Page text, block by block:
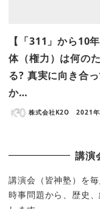
【「311」から10
体（権力）は何の
る? 真実に向き合
か…
株式会社K2O 2021
講演
講演会（皆神塾）を
時事問題から、歴史